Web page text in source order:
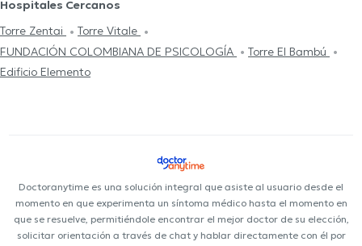
Hospitales Cercanos
Torre Zentai
Torre Vitale
FUNDACIÓN COLOMBIANA DE PSICOLOGÍA
Torre El Bambú
Edificio Elemento
Doctoranytime es una solución integral que asiste al usuario desde el
momento en que experimenta un síntoma médico hasta el momento en
que se resuelve, permitiéndole encontrar el mejor doctor de su elección,
solicitar orientación a través de chat y hablar directamente con él por